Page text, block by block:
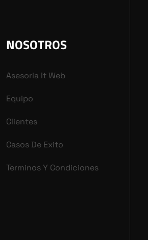
NOSOTROS
Asesoria It Web
Equipo
Clientes
Casos De Exito
Terminos Y Condiciones